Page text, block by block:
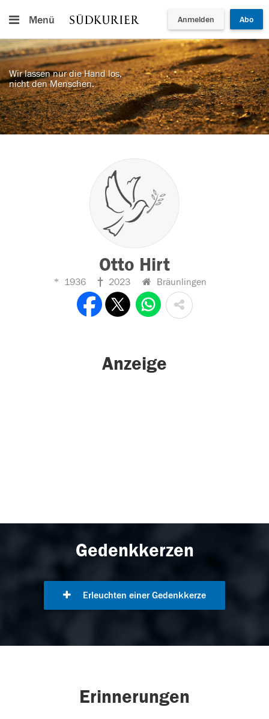
Menü Anmelden Abo
Wir lassen nur die Hand los,
nicht den Menschen.
Otto Hirt
1936 2023 Bräunlingen
Anzeige
Gedenkkerzen
Erleuchten einer Gedenkkerze
Erinnerungen